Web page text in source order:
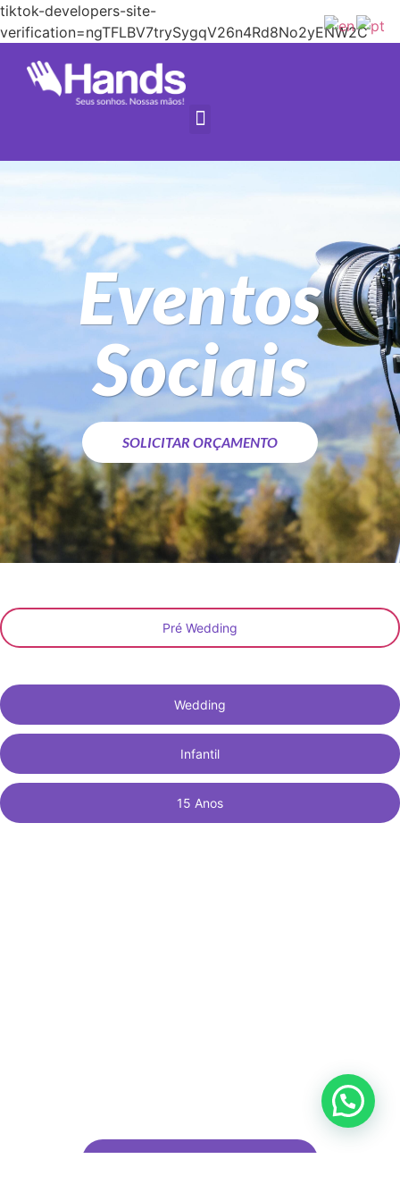
tiktok-developers-site-
verification=ngTFLBV7trySygqV26n4Rd8No2yENW2C
Eventos
Sociais
SOLICITAR ORÇAMENTO
Pré Wedding
Wedding
Infantil
15 Anos